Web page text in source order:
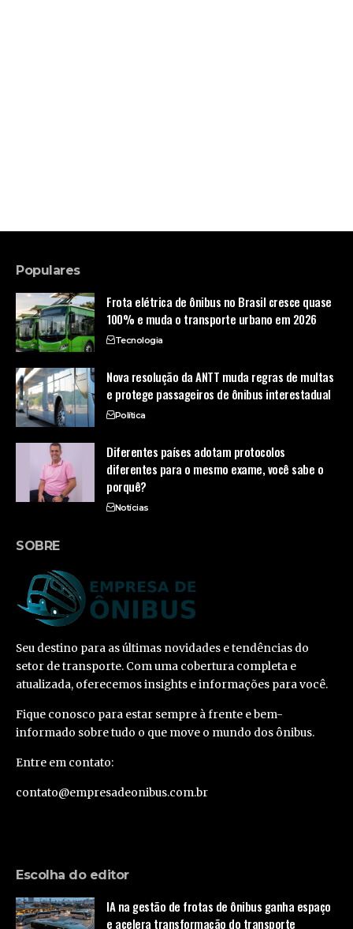
Populares
Frota elétrica de ônibus no Brasil cresce quase
100% e muda o transporte urbano em 2026
Tecnologia
Nova resolução da ANTT muda regras de multas
e protege passageiros de ônibus interestadual
Política
Diferentes países adotam protocolos
diferentes para o mesmo exame, você sabe o
porquê?
Notícias
SOBRE
Seu destino para as últimas novidades e tendências do
setor de transporte. Com uma cobertura completa e
atualizada, oferecemos insights e informações para você.
Fique conosco para estar sempre à frente e bem-
informado sobre tudo o que move o mundo dos ônibus.
Entre em contato:
contato@empresadeonibus.com.br
Escolha do editor
IA na gestão de frotas de ônibus ganha espaço
e acelera transformação do transporte